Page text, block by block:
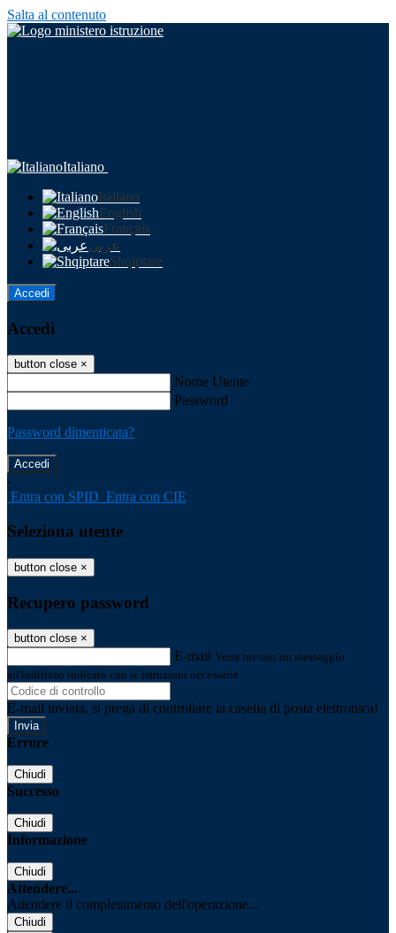
Salta al contenuto
Italiano
Italiano
English
Français
عربى
Shqiptare
Accedi
Accedi
button close ×
Nome Utente
Password
Password dimenticata?
-
Entra con SPID Entra con CIE
Seleziona utente
button close ×
Recupero password
button close ×
E-mail Verrà inviato un messaggio
all'indirizzo indicato con le istruzioni necessarie.
E-mail inviata, si prega di controllare la casella di posta elettronica!
Errore
Chiudi
Successo
Chiudi
Informazione
Chiudi
Attendere...
Attendere il completamento dell'operazione...
Chiudi